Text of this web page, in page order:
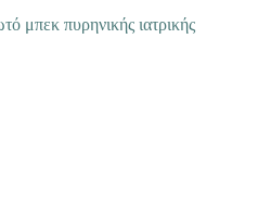
μπεκ πυρηνικής ιατρικής